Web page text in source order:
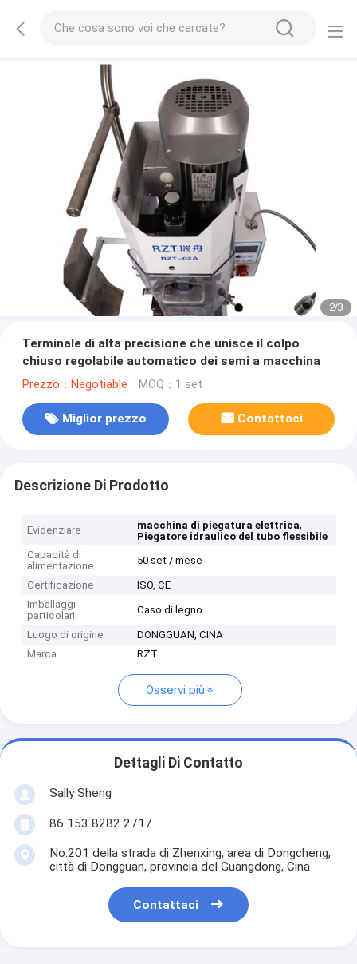
2/3
Terminale di alta precisione che unisce il colpo
chiuso regolabile automatico dei semi a macchina
Prezzo：Negotiable MOQ：1 set
Miglior prezzo Contattaci
Descrizione Di Prodotto
Evidenziare macchina di piegatura elettrica,
Piegatore idraulico del tubo flessibile
Capacità di
alimentazione
50 set / mese
Certificazione
ISO, CE
Imballaggi
particolari
Caso di legno
Luogo di origine
DONGGUAN, CINA
Marca
RZT
Osservi più
Dettagli Di Contatto
Sally Sheng
86 153 8282 2717
No.201 della strada di Zhenxing, area di Dongcheng,
città di Dongguan, provincia del Guangdong, Cina
Contattaci